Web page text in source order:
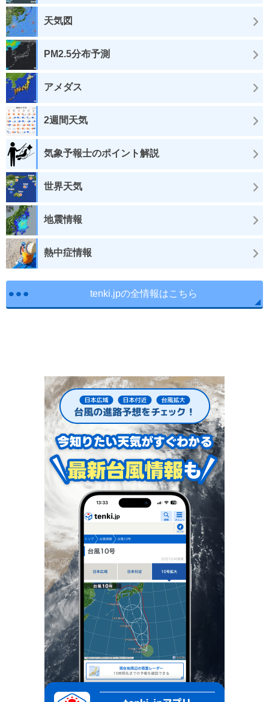
天気図
PM2.5分布予測
アメダス
2週間天気
気象予報士のポイント解説
世界天気
地震情報
熱中症情報
tenki.jpの全情報はこちら